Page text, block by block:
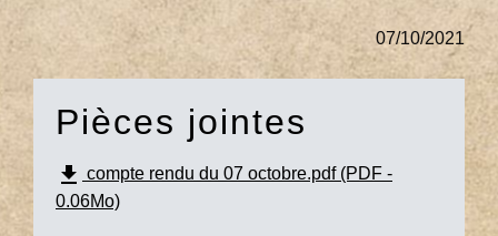
07/10/2021
Pièces jointes
file_download compte rendu du 07 octobre.pdf (PDF -
0.06Mo)